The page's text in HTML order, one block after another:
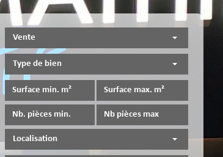
Vente
Type de bien
Localisation